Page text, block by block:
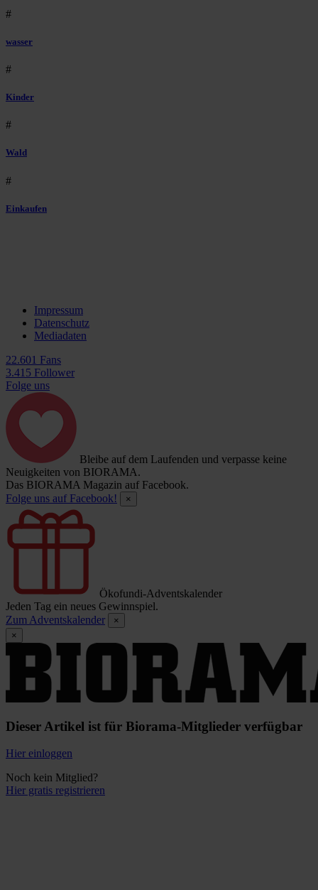
#
wasser
#
Kinder
#
Wald
#
Einkaufen
Impressum
Datenschutz
Mediadaten
22.601 Fans
3.415 Follower
Folge uns
Bleibe auf dem Laufenden und verpasse keine
Neuigkeiten von BIORAMA.
Das BIORAMA Magazin auf Facebook.
Folge uns auf Facebook!
×
Ökofundi-Adventskalender
Jeden Tag ein neues Gewinnspiel.
Zum Adventskalender
×
×
Dieser Artikel ist für Biorama-Mitglieder verfügbar
Hier einloggen
Noch kein Mitglied?
Hier gratis registrieren